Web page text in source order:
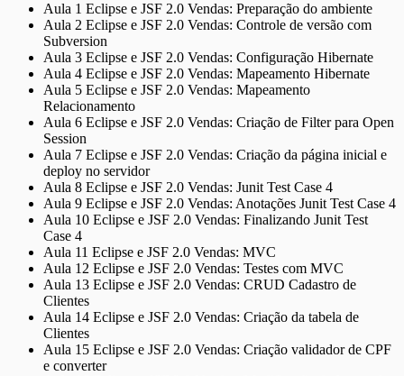
Aula 1 Eclipse e JSF 2.0 Vendas: Preparação do ambiente
Aula 2 Eclipse e JSF 2.0 Vendas: Controle de versão com
Subversion
Aula 3 Eclipse e JSF 2.0 Vendas: Configuração Hibernate
Aula 4 Eclipse e JSF 2.0 Vendas: Mapeamento Hibernate
Aula 5 Eclipse e JSF 2.0 Vendas: Mapeamento
Relacionamento
Aula 6 Eclipse e JSF 2.0 Vendas: Criação de Filter para Open
Session
Aula 7 Eclipse e JSF 2.0 Vendas: Criação da página inicial e
deploy no servidor
Aula 8 Eclipse e JSF 2.0 Vendas: Junit Test Case 4
Aula 9 Eclipse e JSF 2.0 Vendas: Anotações Junit Test Case 4
Aula 10 Eclipse e JSF 2.0 Vendas: Finalizando Junit Test
Case 4
Aula 11 Eclipse e JSF 2.0 Vendas: MVC
Aula 12 Eclipse e JSF 2.0 Vendas: Testes com MVC
Aula 13 Eclipse e JSF 2.0 Vendas: CRUD Cadastro de
Clientes
Aula 14 Eclipse e JSF 2.0 Vendas: Criação da tabela de
Clientes
Aula 15 Eclipse e JSF 2.0 Vendas: Criação validador de CPF
e converter